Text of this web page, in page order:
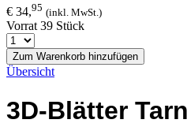
€ 34,95 (inkl. MwSt.)
Vorrat 39 Stück
Zum Warenkorb hinzufügen
Übersicht
3D-Blätter